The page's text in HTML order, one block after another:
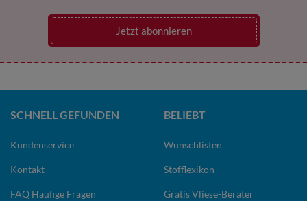
Jetzt abonnieren
SCHNELL GEFUNDEN
Kundenservice
Kontakt
FAQ Häufige Fragen
BELIEBT
Wunschlisten
Stofflexikon
Gratis Vliese-Berater